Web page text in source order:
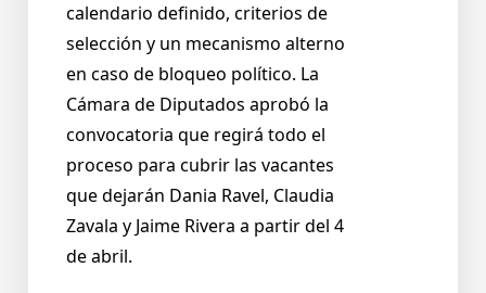
calendario definido, criterios de
selección y un mecanismo alterno
en caso de bloqueo político. La
Cámara de Diputados aprobó la
convocatoria que regirá todo el
proceso para cubrir las vacantes
que dejarán Dania Ravel, Claudia
Zavala y Jaime Rivera a partir del 4
de abril.